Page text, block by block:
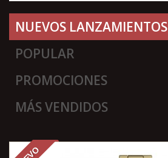
NUEVOS LANZAMIENTOS
POPULAR
PROMOCIONES
MÁS VENDIDOS